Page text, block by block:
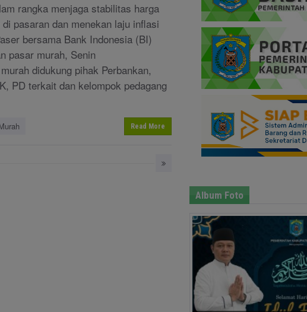
rangka menjaga stabilitas harga
di pasaran dan menekan laju inflasi
bersama Bank Indonesia (BI)
pasar murah, Senin
didukung pihak Perbankan,
PD terkait dan kelompok pedagang
Read More
Album Foto